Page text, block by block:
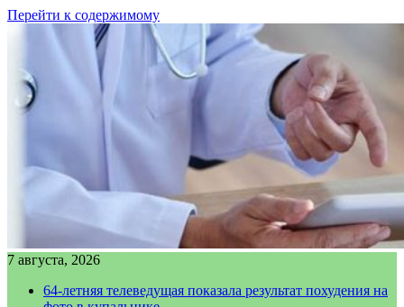
Перейти к содержимому
7 августа, 2026
64-летняя телеведущая показала результат похудения на